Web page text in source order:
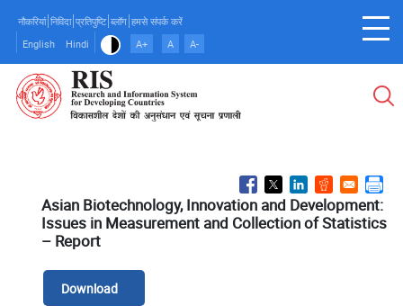
main
content
नौकरियां निविदा प्रतिपुष्टि ब्लॉग हमसे संपर्क करें
English
Hindi A+ A A-
Asian Biotechnology, Innovation and Development:
Issues in Measurement and Collection of Statistics
– Report
Download